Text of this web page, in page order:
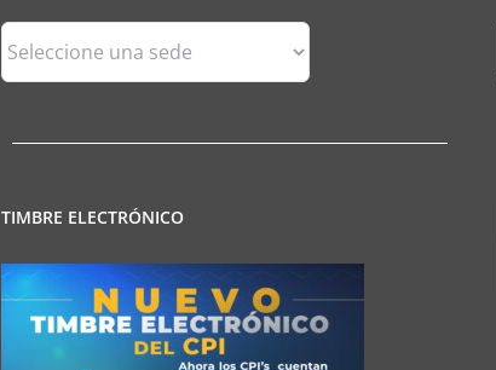
Sedes
Regionales
TIMBRE ELECTRÓNICO